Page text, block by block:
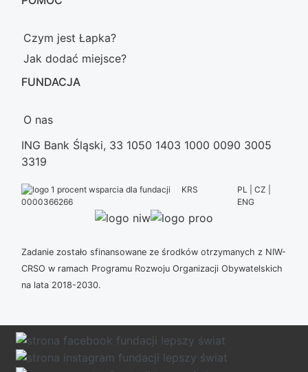
Czym jest Łapka?
Jak dodać miejsce?
FUNDACJA
O nas
ING Bank Śląski, 33 1050 1403 1000 0090 3005
3319
KRS
0000366266
PL | CZ |
ENG
Zadanie zostało sfinansowane ze środków otrzymanych z NIW-
CRSO w ramach Programu Rozwoju Organizacji Obywatelskich
na lata 2018-2030.